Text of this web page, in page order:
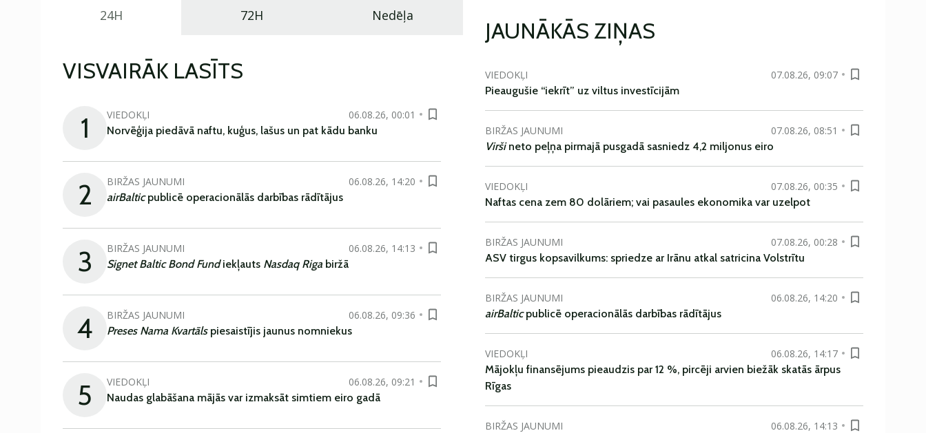
24H 72H Nedēļa
VISVAIRĀK LASĪTS
1 VIEDOKĻI
06.08.26, 00:01
Norvēģija piedāvā naftu, kuģus, lašus un pat kādu banku
2 BIRŽAS JAUNUMI
06.08.26, 14:20
airBalticpublicē operacionālās darbības rādītājus
3 BIRŽAS JAUNUMI
06.08.26, 14:13
Signet Baltic Bond Fundiekļauts Nasdaq Riga biržā
4 BIRŽAS JAUNUMI
06.08.26, 09:36
Preses Nama Kvartāls piesaistījis jaunus nomniekus
5 VIEDOKĻI
06.08.26, 09:21
Naudas glabāšana mājās var izmaksāt simtiem eiro gadā
JAUNĀKĀS ZIŅAS
VIEDOKĻI
07.08.26, 09:07
Pieaugušie “iekrīt” uz viltus investīcijām
BIRŽAS JAUNUMI
07.08.26, 08:51
Viršineto peļņa pirmajā pusgadā sasniedz 4,2 miljonus eiro
VIEDOKĻI
07.08.26, 00:35
Naftas cena zem 80 dolāriem; vai pasaules ekonomika var uzelpot
BIRŽAS JAUNUMI
07.08.26, 00:28
ASV tirgus kopsavilkums: spriedze ar Irānu atkal satricina Volstrītu
BIRŽAS JAUNUMI
06.08.26, 14:20
airBalticpublicē operacionālās darbības rādītājus
VIEDOKĻI
06.08.26, 14:17
Mājokļu finansējums pieaudzis par 12 %, pircēji arvien biežāk skatās ārpus
Rīgas
BIRŽAS JAUNUMI
06.08.26, 14:13